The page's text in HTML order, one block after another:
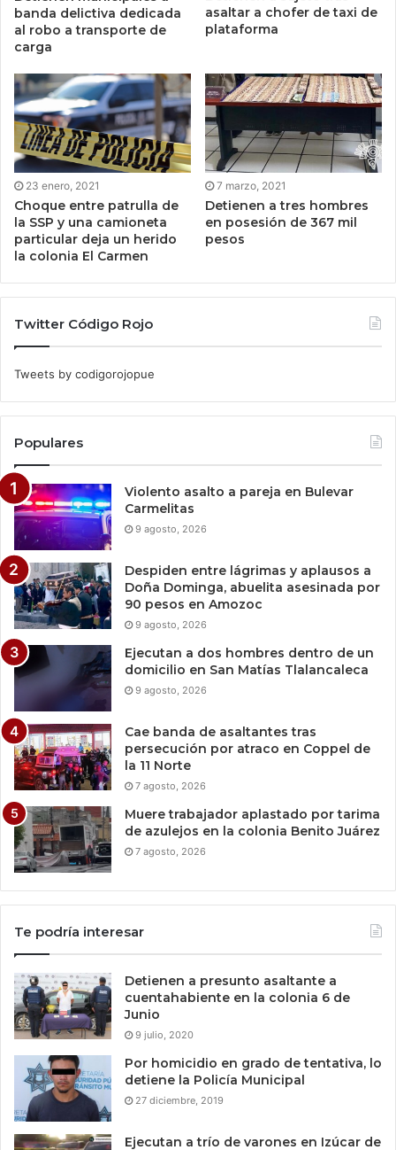
banda delictiva dedicada
al robo a transporte de
carga
asaltar a chofer de taxi de
plataforma
23 enero, 2021
Choque entre patrulla de
la SSP y una camioneta
particular deja un herido
la colonia El Carmen
7 marzo, 2021
Detienen a tres hombres
en posesión de 367 mil
pesos
Twitter Código Rojo
Tweets by codigorojopue
Populares
Violento asalto a pareja en Bulevar
Carmelitas
9 agosto, 2026
Despiden entre lágrimas y aplausos a
Doña Dominga, abuelita asesinada por
90 pesos en Amozoc
9 agosto, 2026
Ejecutan a dos hombres dentro de un
domicilio en San Matías Tlalancaleca
9 agosto, 2026
Cae banda de asaltantes tras
persecución por atraco en Coppel de
la 11 Norte
7 agosto, 2026
Muere trabajador aplastado por tarima
de azulejos en la colonia Benito Juárez
7 agosto, 2026
Te podría interesar
Detienen a presunto asaltante a
cuentahabiente en la colonia 6 de
Junio
9 julio, 2020
Por homicidio en grado de tentativa, lo
detiene la Policía Municipal
27 diciembre, 2019
Ejecutan a trío de varones en Izúcar de